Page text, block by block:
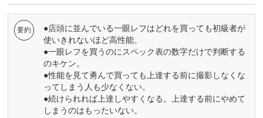
●店頭に並んでいる一眼レフはどれを買っても初級者が
使いきれないほど高性能。
●一眼レフを買うのにスペック表の数字だけで判断する
のキケン。
●性能を見て勇んで買っても上達する前に撮影しなくな
ってしまう人も少なくない。
●続けられれば上達しやすくなる。上達する前にやめて
しまうのはもったいない。